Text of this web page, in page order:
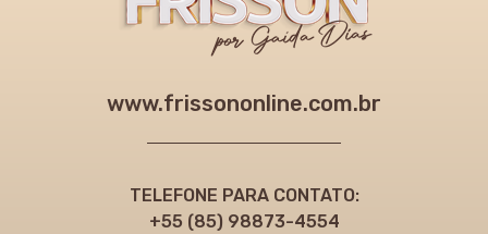
www.frissononline.com.br
TELEFONE PARA CONTATO:
+55 (85) 98873-4554